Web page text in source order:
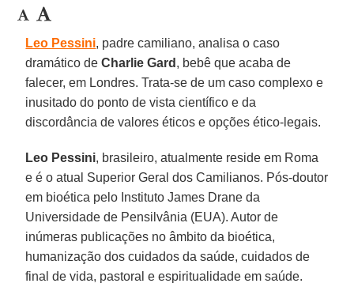
Leo Pessini, padre camiliano, analisa o caso
dramático deCharlie Gard , bebê que acaba de
falecer, em Londres. Trata-se de um caso complexo e
inusitado do ponto de vista científico e da
discordância de valores éticos e opções ético-legais.
Leo Pessini, brasileiro, atualmente reside em Roma
e é o atual Superior Geral dos Camilianos. Pós-doutor
em bioética pelo Instituto James Drane da
Universidade de Pensilvânia (EUA). Autor de
inúmeras publicações no âmbito da bioética,
humanização dos cuidados da saúde, cuidados de
final de vida, pastoral e espiritualidade em saúde.